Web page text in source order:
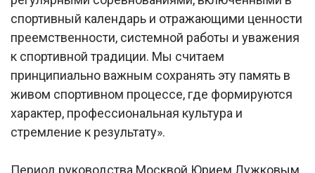
спортивный календарь и отражающими ценности
преемственности, системной работы и уважения
к спортивной традиции. Мы считаем
принципиально важным сохранять эту память в
живом спортивном процессе, где формируются
характер, профессиональная культура и
стремление к результату».
Период руководства Москвой Юрием Лужковым